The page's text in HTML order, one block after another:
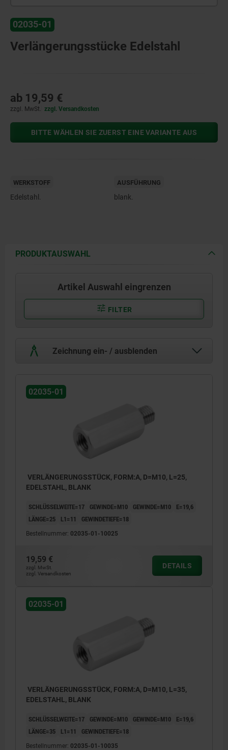
02035-01
Verlängerungsstücke Edelstahl
ab 19,59 €
zzgl. MwSt. zzgl. Versandkosten
BITTE WÄHLEN SIE ZUERST EINE VARIANTE AUS
WERKSTOFF
Edelstahl.
AUSFÜHRUNG
blank.
PRODUKTAUSWAHL
Artikel Auswahl eingrenzen
FILTER
Zeichnung ein- / ausblenden
02035-01
VERLÄNGERUNGSSTÜCK, FORM:A, D=M10, L=25,
EDELSTAHL, BLANK
SCHLÜSSELWEITE=17 GEWINDE=M10 GEWINDE=M10
E=19,6
LÄNGE=25
L1=11 GEWINDETIEFE=18
Bestellnummer: 02035-01-10025
19,59 €
zzgl. MwSt.
zzgl. Versandkosten
DETAILS
02035-01
VERLÄNGERUNGSSTÜCK, FORM:A, D=M10, L=35,
EDELSTAHL, BLANK
SCHLÜSSELWEITE=17 GEWINDE=M10 GEWINDE=M10
E=19,6
LÄNGE=35
L1=11 GEWINDETIEFE=18
Bestellnummer: 02035-01-10035